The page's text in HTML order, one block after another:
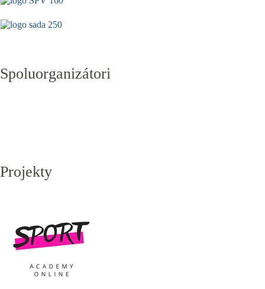
Spoluorganizátori
Projekty